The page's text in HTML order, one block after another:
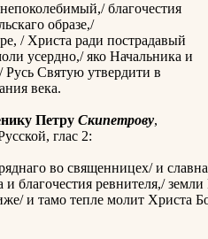
благочестия
образе,/
/ Христа ради пострадавый
усердно,/ яко Начальника и
Русь Святую утвердити в
века.
Петру Скипетрову,
глас 2:
во священницех/ и
благочестия ревнителя,/
и тамо тепле молит Христа